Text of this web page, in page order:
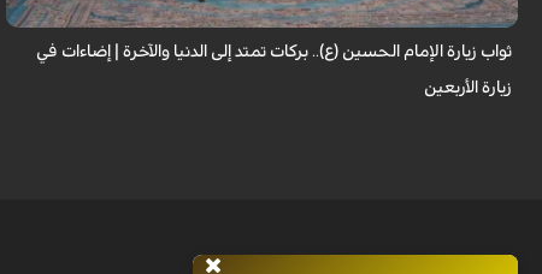
ثواب زيارة الإمام الحسين (ع).. بركات تمتد إلى الدنيا والآخرة | إضاءات في
زيارة الأربعين